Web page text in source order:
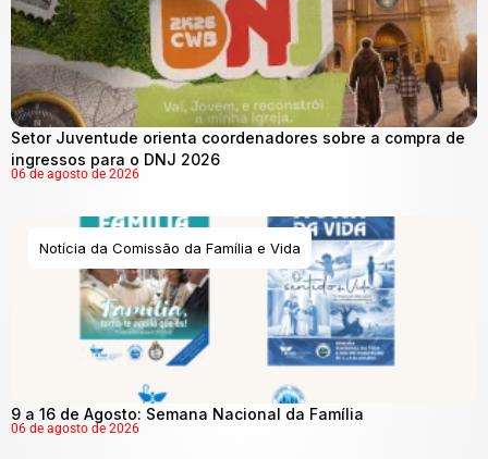
Setor Juventude orienta coordenadores sobre a compra de
ingressos para o DNJ 2026
06 de agosto de 2026
Notícia da Comissão da Família e Vida
9 a 16 de Agosto: Semana Nacional da Família
06 de agosto de 2026